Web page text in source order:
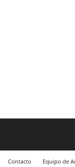
Contacto Equipo de